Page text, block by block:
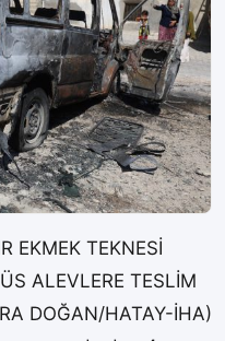
EKMEK TEKNESİ
ALEVLERE TESLİM
DOĞAN/HATAY-İHA)